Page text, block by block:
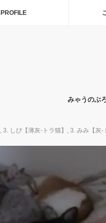
PROFILE
みゃうのぶ
, 3. しぴ【薄灰-トラ猫】 , 3. みみ【灰-